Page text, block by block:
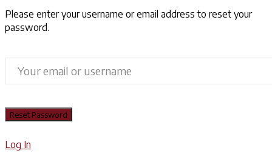
Please enter your username or email address to reset your
password.
Log In